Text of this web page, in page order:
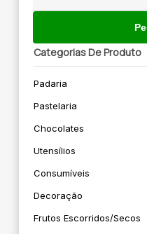
Categorias De Produto
Padaria
Pastelaria
Chocolates
Utensílios
Consumíveis
Decoração
Frutos Escorridos/secos